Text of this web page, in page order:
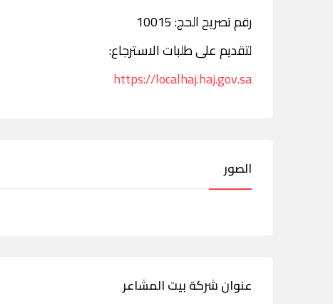
رقم تصريح الحج: 10015
لتقديم على طلبات الاسترجاع:
https://localhaj.haj.gov.sa
الصور
عنوان شركة بيت المشاعر